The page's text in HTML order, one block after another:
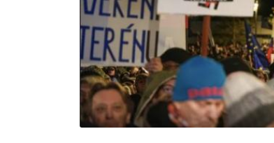
СЕГОДНЯ
ПОЛЯ БИТВЫ 2024